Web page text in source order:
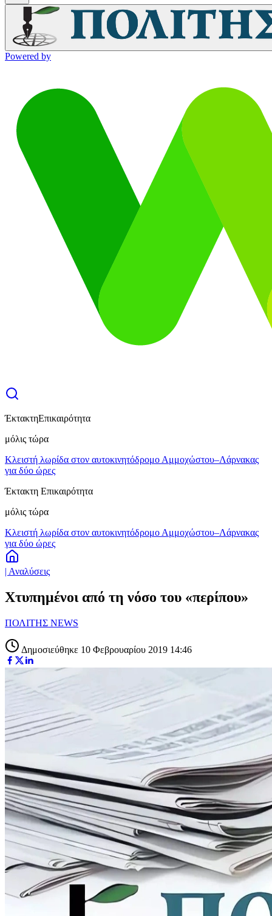
Powered by
ΈκτακτηΕπικαιρότητα
μόλις τώρα
Κλειστή λωρίδα στον αυτοκινητόδρομο Αμμοχώστου–Λάρνακας
για δύο ώρες
Έκτακτη Επικαιρότητα
μόλις τώρα
Κλειστή λωρίδα στον αυτοκινητόδρομο Αμμοχώστου–Λάρνακας
για δύο ώρες
| Αναλύσεις
Χτυπημένοι από τη νόσο του «περίπου»
ΠΟΛΙΤΗΣ NEWS
Δημοσιεύθηκε 10 Φεβρουαρίου 2019 14:46